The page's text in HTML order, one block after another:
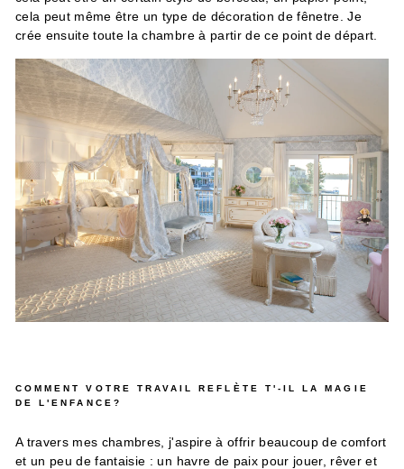
cela peut même être un type de décoration de fênetre. Je
crée ensuite toute la chambre à partir de ce point de départ.
COMMENT VOTRE TRAVAIL REFLÈTE T'-IL LA MAGIE
DE L'ENFANCE?
A travers mes chambres, j'aspire à offrir beaucoup de comfort
et un peu de fantaisie : un havre de paix pour jouer, rêver et